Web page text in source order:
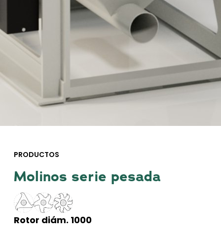
PRODUCTOS
Molinos serie pesada
Rotor diám. 1000